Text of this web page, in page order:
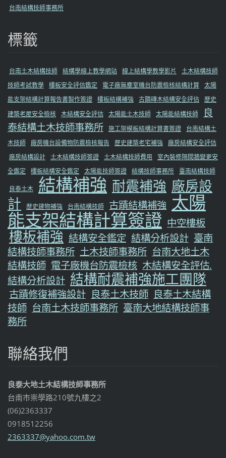
台南結構技師事務所
標籤
台南土木結構技師 結構學線上教學網站 線上結構學教學影片
土木結構技師
技師考試教學 樓板安全評估鑑定 電子廠無塵室機台防震檢核結構計算 太陽
能支架結構計算報告書製作簽證 樓板結構補強 古蹟磚木結構安全評估 歷史
建築老屋安全檢核 木結構安全評估 太陽能土木技師 太陽能結構技師
良
泰結構土木技師事務所 施工架模板結構計算書簽證
台南結構土
木技師 廠房機台設備物防震檢核報告 歷史建築老宅補強
廠房結構安全評估
廠房結構設計 土木結構技師簽證 土木結構技師費用
室內裝修隔間牆變更安
全鑑定
樓板結構安全鑑定 太陽能技師簽證 結構技師事務所 臺南結構技師
良泰土木 結構補強 耐震補強 廠房設
計
歷史建物補強 台南結構技師 古蹟結構補強 太陽
能支架結構計算簽證 中空樓板
樓板補強 結構安全鑑定 結構分析設計 臺南
結構技師事務所 土木技師事務所 台南大地土木
結構技師 電子廠機台防震檢核 木結構安全評估.
結構分析設計 結構耐震補強施工團隊
古蹟修復補強設計 良泰土木技師 良泰土木結構
技師 台南土木技師事務所 臺南大地結構技師事
務所
聯絡我們
良泰大地土木結構技師事務所
台南市崇學路210號九樓之2
(06)2363337
0918512256
2363337@yahoo.com.tw